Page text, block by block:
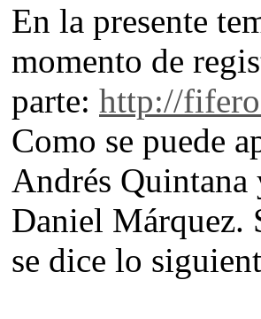
En la presente
momento de
parte: http://
Como se puede
Andrés Quintana
Daniel Márquez.
se dice lo